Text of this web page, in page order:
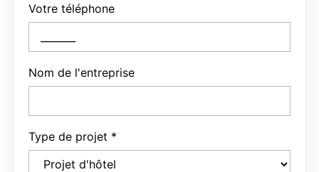
Votre téléphone
Nom de l'entreprise
Type de projet *